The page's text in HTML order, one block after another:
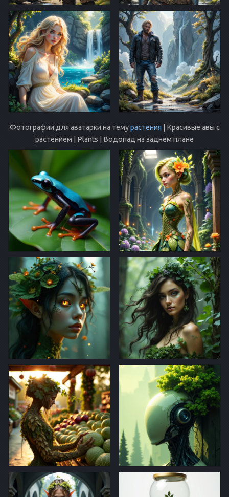
Фотографии для аватарки на темурастения | Красивые авы с
растением | Plants | Водопад на заднем плане